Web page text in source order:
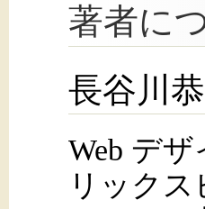
著者に
長谷川
Web デ
リック